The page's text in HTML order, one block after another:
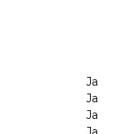
Ja
Ja
Ja